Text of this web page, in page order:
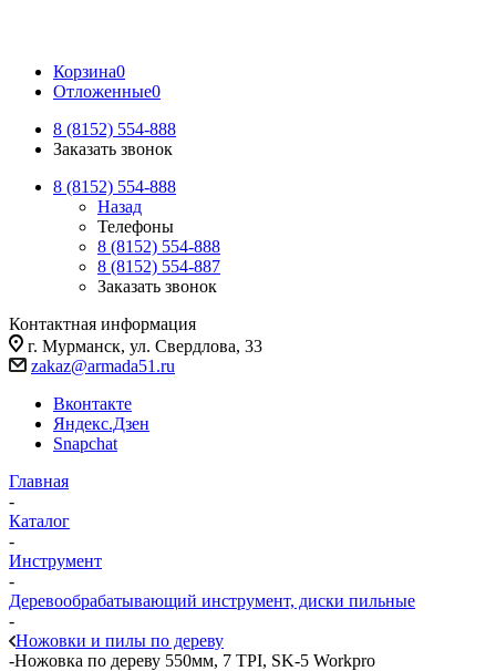
Корзина0
Отложенные0
8 (8152) 554-888
Заказать звонок
8 (8152) 554-888
Назад
Телефоны
8 (8152) 554-888
8 (8152) 554-887
Заказать звонок
Контактная информация
г. Мурманск, ул. Свердлова, 33
zakaz@armada51.ru
Вконтакте
Яндекс.Дзен
Snapchat
Главная
-
Каталог
-
Инструмент
-
Деревообрабатывающий инструмент, диски пильные
-
Ножовки и пилы по дереву
-Ножовка по дереву 550мм, 7 TPI, SK-5 Workpro